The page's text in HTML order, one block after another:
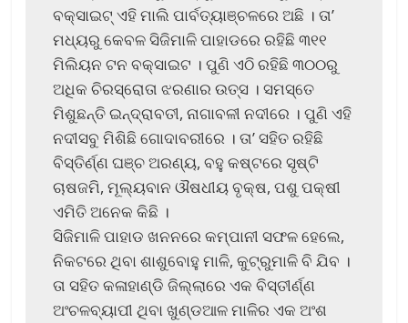
ବକ୍ସାଇଟ୍ ଏହି ମାଲି ପାର୍ବତ୍ୟାଞ୍ଚଳରେ ଅଛି । ତା’
ମଧ୍ୟରୁ କେବଳ ସିଜିମାଳି ପାହାଡରେ ରହିଛି ୩୧୧
ମିଲିୟନ ଟନ ବକ୍ସାଇଟ । ପୁଣି ଏଠି ରହିଛି ୩୦୦ରୁ
ଅଧିକ ଚିରସ୍ରୋତା ଝରଣାର ଉତ୍ସ । ସମସ୍ତେ
ମିଶୁଛନ୍ତି ଇନ୍ଦ୍ରାବତୀ, ନାଗାବଳୀ ନଦୀରେ । ପୁଣି ଏହି
ନଦୀସବୁ ମିଶିଛି ଗୋଦାବରୀରେ । ତା’ ସହିତ ରହିଛି
ବିସ୍ତିର୍ଣ୍ଣ ଘଞ୍ଚ ଅରଣ୍ୟ, ବହୁ କଷ୍ଟରେ ସୃଷ୍ଟି
ଚାଷଜମି, ମୂଲ୍ୟବାନ ଔଷଧୀୟ ବୃକ୍ଷ, ପଶୁ ପକ୍ଷୀ
ଏମିତି ଅନେକ କିଛି ।
ସିଜିମାଳି ପାହାଡ ଖନନରେ କମ୍ପାନୀ ସଫଳ ହେଲେ,
ନିକଟରେ ଥିବା ଶାଶୁବୋହୁ ମାଳି, କୁଟ୍ରୁମାଳି ବି ଯିବ ।
ତା ସହିତ କଳାହାଣ୍ଡି ଜିଲ୍ଲାରେ ଏକ ବିସ୍ତୀର୍ଣ୍ଣ
ଅଂଚଳବ୍ୟାପୀ ଥିବା ଖୁଣ୍ଡଆଳ ମାଳିର ଏକ ଅଂଶ